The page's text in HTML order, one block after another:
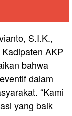
S.I.K.,
AKP
bahwa
dalam
“Kami
yang baik